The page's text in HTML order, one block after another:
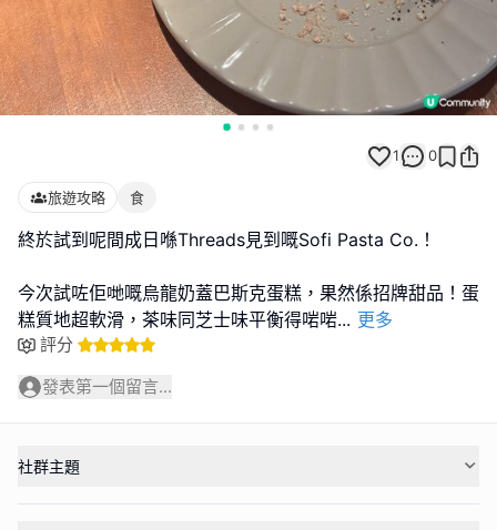
1 0
旅遊攻略 食
終於試到呢間成日喺Threads見到嘅Sofi Pasta Co.！
今次試咗佢哋嘅烏龍奶蓋巴斯克蛋糕，果然係招牌甜品！蛋
糕質地超軟滑，茶味同芝士味平衡得啱啱... 更多
評分
發表第一個留言...
社群主題